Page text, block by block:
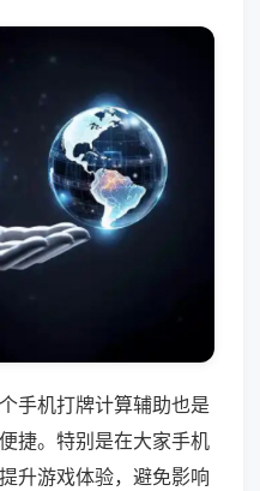
手机打牌计算辅助也是
捷。特别是在大家手机
升游戏体验，避免影响